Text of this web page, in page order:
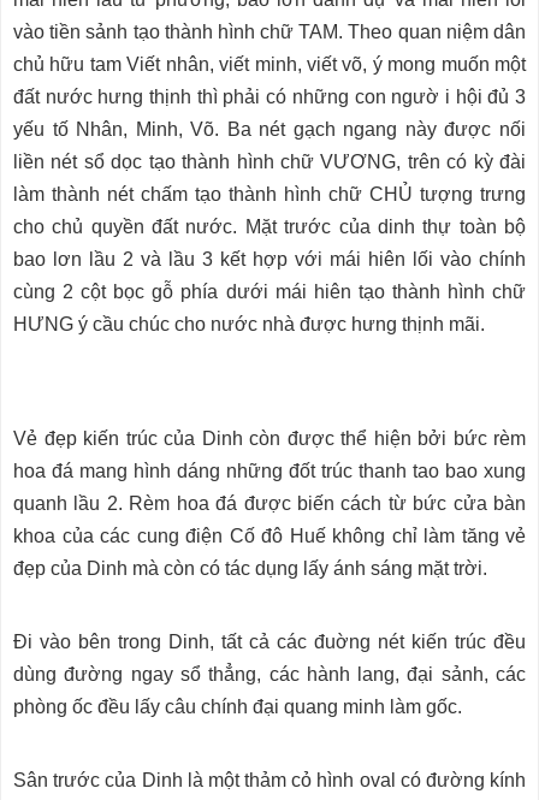
vào tiền sảnh tạo thành hình chữ TAM. Theo quan niệm dân
chủ hữu tam Viết nhân, viết minh, viết võ, ý mong muốn một
đất nước hưng thịnh thì phải có những con ngườ i hội đủ 3
yếu tố Nhân, Minh, Võ. Ba nét gạch ngang này được nối
liền nét sổ dọc tạo thành hình chữ VƯƠNG, trên có kỳ đài
làm thành nét chấm tạo thành hình chữ CHỦ tượng trưng
cho chủ quyền đất nước. Mặt trước của dinh thự toàn bộ
bao lơn lầu 2 và lầu 3 kết hợp với mái hiên lối vào chính
cùng 2 cột bọc gỗ phía dưới mái hiên tạo thành hình chữ
HƯNG ý cầu chúc cho nước nhà được hưng thịnh mãi.
Vẻ đẹp kiến trúc của Dinh còn được thể hiện bởi bức rèm
hoa đá mang hình dáng những đốt trúc thanh tao bao xung
quanh lầu 2. Rèm hoa đá được biến cách từ bức cửa bàn
khoa của các cung điện Cố đô Huế không chỉ làm tăng vẻ
đẹp của Dinh mà còn có tác dụng lấy ánh sáng mặt trời.
Ði vào bên trong Dinh, tất cả các đuờng nét kiến trúc đều
dùng đường ngay sổ thẳng, các hành lang, đại sảnh, các
phòng ốc đều lấy câu chính đại quang minh làm gốc.
Sân trước của Dinh là một thảm cỏ hình oval có đường kính